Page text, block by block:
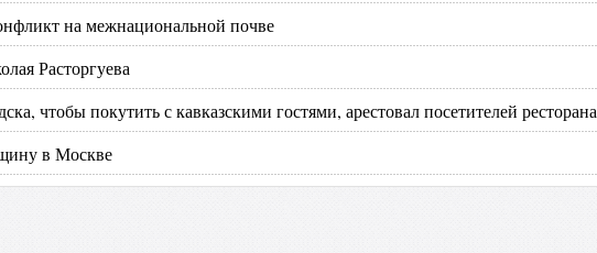
на межнациональной почве
Расторгуева
чтобы покутить с кавказскими гостями, арестовал посетителей ресторана
в Москве